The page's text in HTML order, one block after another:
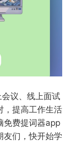
议、线上面试
，提高工作生活
免费提词器app
友们，快开始学